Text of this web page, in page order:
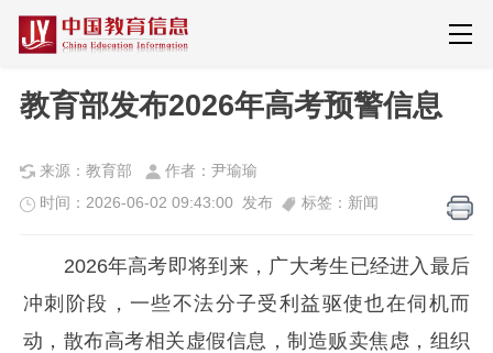
教育部发布2026年高考预警信息
来源：教育部
作者：尹瑜瑜
时间：2026-06-02 09:43:00 发布
标签：新闻
2026年高考即将到来，广大考生已经进入最后
冲刺阶段，一些不法分子受利益驱使也在伺机而
动，散布高考相关虚假信息，制造贩卖焦虑，组织